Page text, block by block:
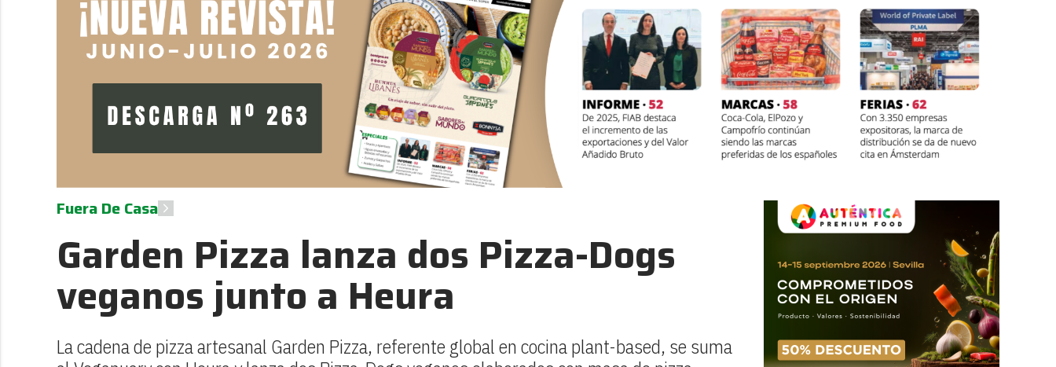
Fuera De Casa
Garden Pizza lanza dos Pizza-Dogs
veganos junto a Heura
La cadena de pizza artesanal Garden Pizza, referente global en cocina plant-based, se suma